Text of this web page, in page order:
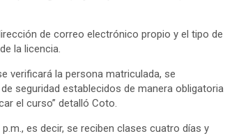
de correo electrónico propio y el tipo de
la licencia.
verificará la persona matriculada, se
seguridad establecidos de manera obligatoria
el curso” detalló Coto.
es decir, se reciben clases cuatro días y